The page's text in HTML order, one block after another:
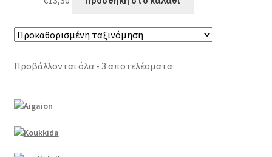
Προβάλλονται όλα - 3 αποτελέσματα